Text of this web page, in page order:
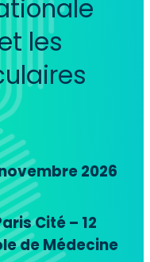
les
2026
Cité – 12
de Médecine